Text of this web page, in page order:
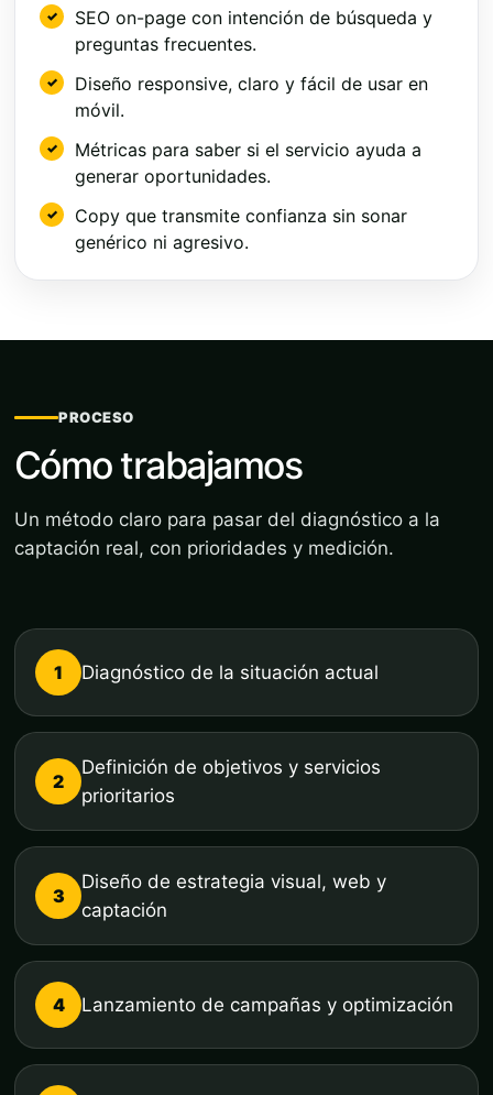
SEO on-page con intención de búsqueda y
preguntas frecuentes.
Diseño responsive, claro y fácil de usar en
móvil.
Métricas para saber si el servicio ayuda a
generar oportunidades.
Copy que transmite confianza sin sonar
genérico ni agresivo.
PROCESO
Cómo trabajamos
Un método claro para pasar del diagnóstico a la
captación real, con prioridades y medición.
1 Diagnóstico de la situación actual
2
Definición de objetivos y servicios
prioritarios
3
Diseño de estrategia visual, web y
captación
4 Lanzamiento de campañas y optimización